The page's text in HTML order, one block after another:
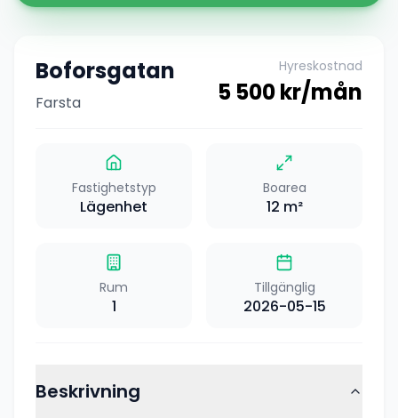
Boforsgatan
Farsta
Hyreskostnad
5 500kr/mån
Fastighetstyp
Lägenhet
Boarea
12 m²
Rum
1
Tillgänglig
2026-05-15
Beskrivning